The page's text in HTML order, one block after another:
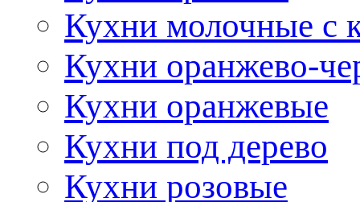
Кухни молочные с
Кухни оранжево-
Кухни оранжевые
Кухни под дерево
Кухни розовые